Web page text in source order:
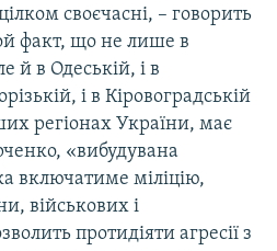
своєчасні, – говорить
факт, що не лише в
й в Одеській, і в
і в Кіровоградській
регіонах України, має
«вибудувана
включатиме міліцію,
військових і
протидіяти агресії з